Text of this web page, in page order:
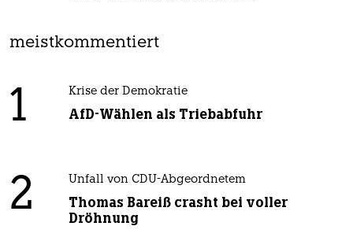
meistkommentiert
1 Krise der Demokratie
AfD-Wählen als Triebabfuhr
2 Unfall von CDU-Abgeordnetem
Thomas Bareiß crasht bei voller
Dröhnung